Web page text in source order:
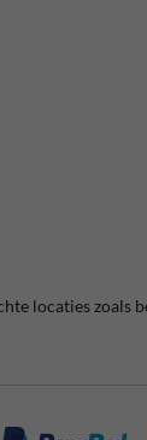
locaties zoals